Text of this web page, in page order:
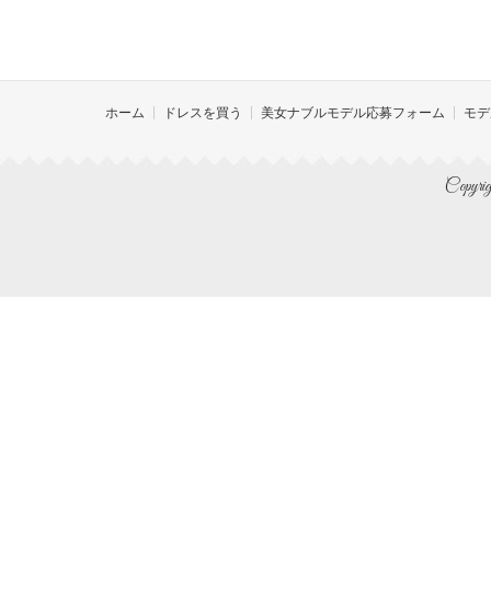
ホーム ドレスを買う 美女ナブルモデル応募フォーム モ